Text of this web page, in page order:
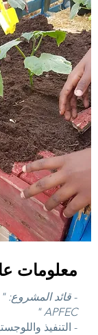
معلومات
- قائد المشروع: "
APFEC
"
- التنفيذ